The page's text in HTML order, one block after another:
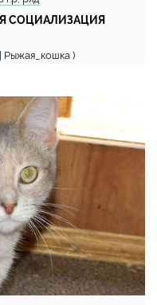
СОЦИАЛИЗАЦИЯ
Рыжая_кошка )